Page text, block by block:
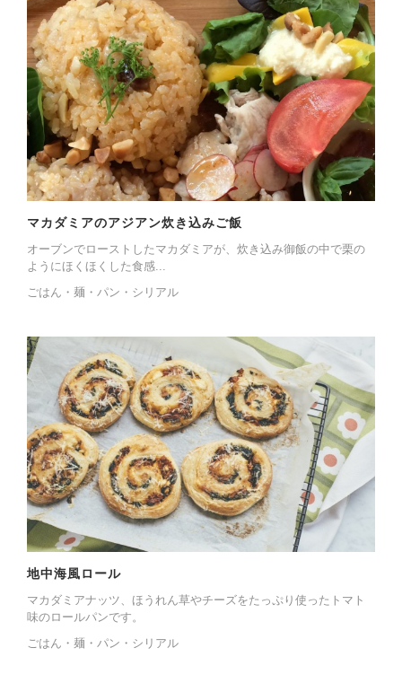
マカダミアのアジアン炊き込みご飯
オーブンでローストしたマカダミアが、炊き込み御飯の中で栗の
ようにほくほくした食感...
ごはん・麺・パン・シリアル
地中海風ロール
マカダミアナッツ、ほうれん草やチーズをたっぷり使ったトマト
味のロールパンです。
ごはん・麺・パン・シリアル